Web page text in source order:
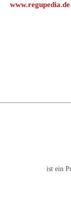
www.regupedia.de
ist ein